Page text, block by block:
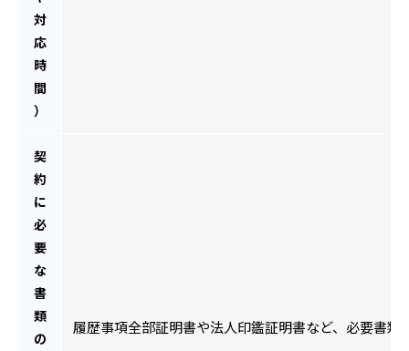
対
応
時
間
）
契
約
に
必
要
な
書
類
の
履歴事項全部証明書や法人印鑑証明書など、必要書類